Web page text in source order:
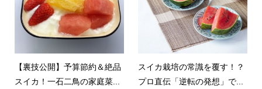
【裏技公開】予算節約＆絶品
スイカ！一石二鳥の家庭菜...
スイカ栽培の常識を覆す！？
プロ直伝「逆転の発想」で...